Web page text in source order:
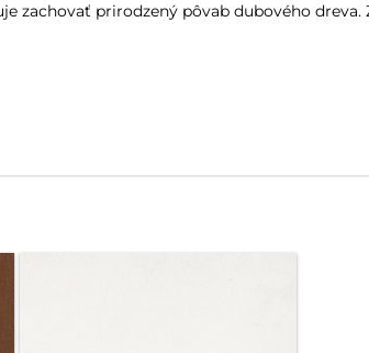
zachovať prirodzený pôvab dubového